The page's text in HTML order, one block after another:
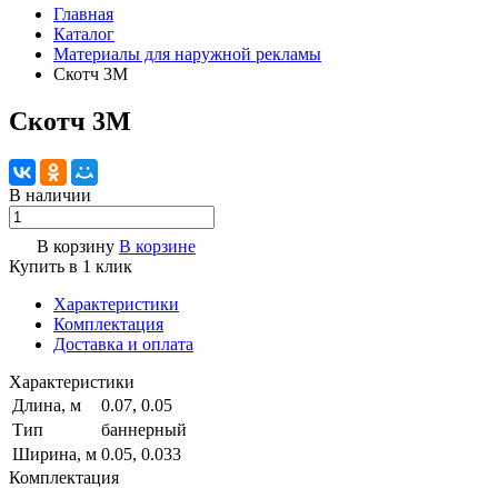
Главная
Каталог
Материалы для наружной рекламы
Скотч 3М
Скотч 3М
В наличии
В корзину В корзине
Купить в 1 клик
Характеристики
Комплектация
Доставка и оплата
Характеристики
Длина, м
0.07, 0.05
Тип
баннерный
Ширина, м 0.05, 0.033
Комплектация